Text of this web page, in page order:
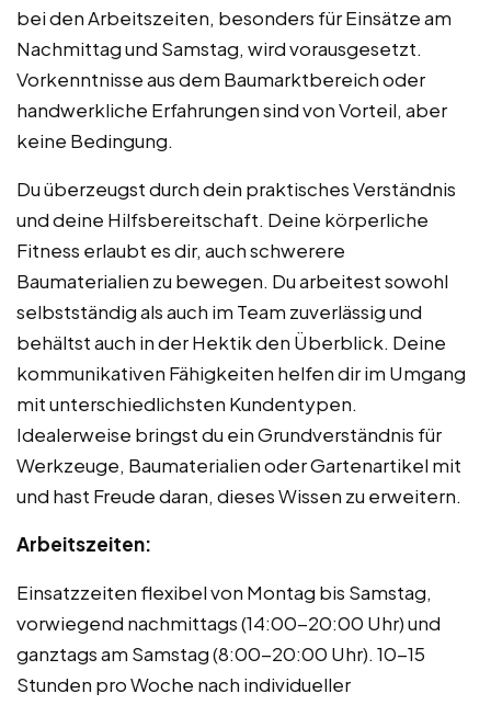
bei den Arbeitszeiten, besonders für Einsätze am
Nachmittag und Samstag, wird vorausgesetzt.
Vorkenntnisse aus dem Baumarktbereich oder
handwerkliche Erfahrungen sind von Vorteil, aber
keine Bedingung.
Du überzeugst durch dein praktisches Verständnis
und deine Hilfsbereitschaft. Deine körperliche
Fitness erlaubt es dir, auch schwerere
Baumaterialien zu bewegen. Du arbeitest sowohl
selbstständig als auch im Team zuverlässig und
behältst auch in der Hektik den Überblick. Deine
kommunikativen Fähigkeiten helfen dir im Umgang
mit unterschiedlichsten Kundentypen.
Idealerweise bringst du ein Grundverständnis für
Werkzeuge, Baumaterialien oder Gartenartikel mit
und hast Freude daran, dieses Wissen zu erweitern.
Arbeitszeiten:
Einsatzzeiten flexibel von Montag bis Samstag,
vorwiegend nachmittags (14:00-20:00 Uhr) und
ganztags am Samstag (8:00-20:00 Uhr). 10-15
Stunden pro Woche nach individueller